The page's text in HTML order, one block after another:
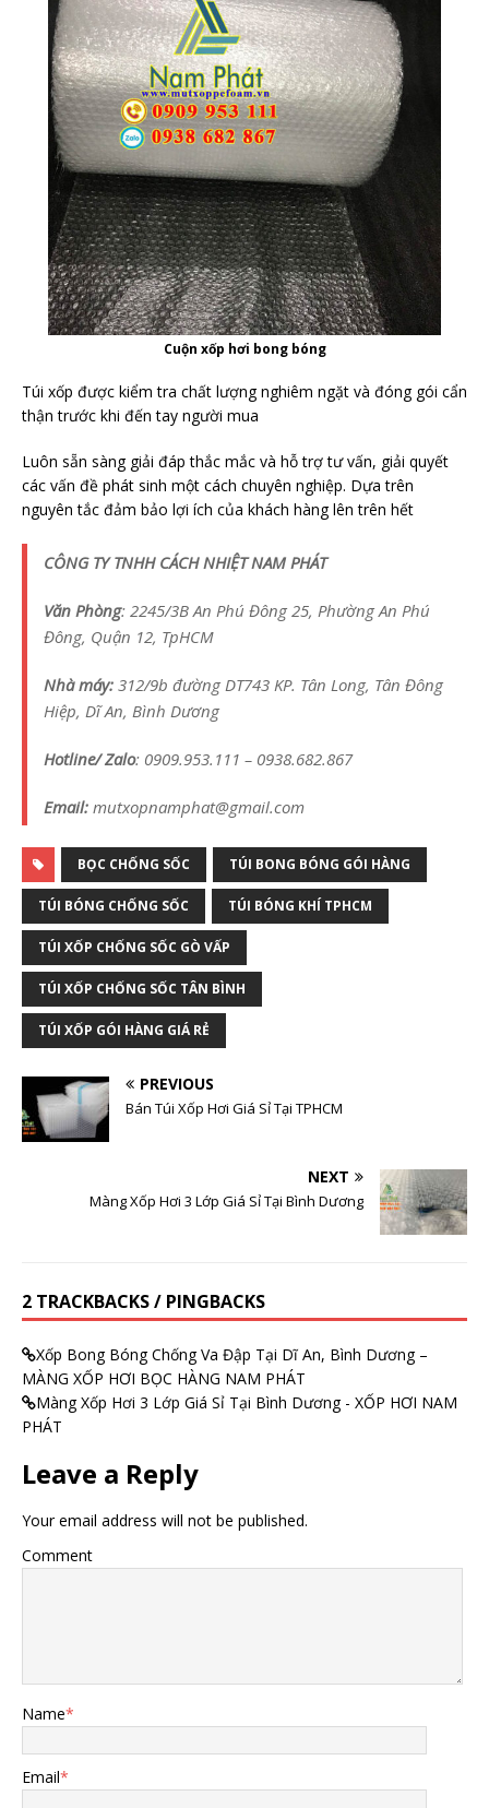
Cuộn xốp hơi bong bóng
Túi xốp được kiểm tra chất lượng nghiêm ngặt và đóng gói cẩn
thận trước khi đến tay người mua
Luôn sẵn sàng giải đáp thắc mắc và hỗ trợ tư vấn, giải quyết
các vấn đề phát sinh một cách chuyên nghiệp. Dựa trên
nguyên tắc đảm bảo lợi ích của khách hàng lên trên hết
CÔNG TY TNHH CÁCH NHIỆT NAM PHÁT
Văn Phòng: 2245/3B An Phú Đông 25, Phường An Phú
Đông, Quận 12, TpHCM
Nhà máy: 312/9b đường DT743 KP. Tân Long, Tân Đông
Hiệp, Dĩ An, Bình Dương
Hotline/ Zalo: 0909.953.111 – 0938.682.867
Email: mutxopnamphat@gmail.com
BỌC CHỐNG SỐC TÚI BONG BÓNG GÓI HÀNG
TÚI BÓNG CHỐNG SỐC TÚI BÓNG KHÍ TPHCM
TÚI XỐP CHỐNG SỐC GÒ VẤP
TÚI XỐP CHỐNG SỐC TÂN BÌNH
TÚI XỐP GÓI HÀNG GIÁ RẺ
PREVIOUS
Bán Túi Xốp Hơi Giá Sỉ Tại TPHCM
NEXT
Màng Xốp Hơi 3 Lớp Giá Sỉ Tại Bình Dương
2 TRACKBACKS / PINGBACKS
Xốp Bong Bóng Chống Va Đập Tại Dĩ An, Bình Dương –
MÀNG XỐP HƠI BỌC HÀNG NAM PHÁT
Màng Xốp Hơi 3 Lớp Giá Sỉ Tại Bình Dương - XỐP HƠI NAM
PHÁT
Leave a Reply
Your email address will not be published.
Comment
Name*
Email*